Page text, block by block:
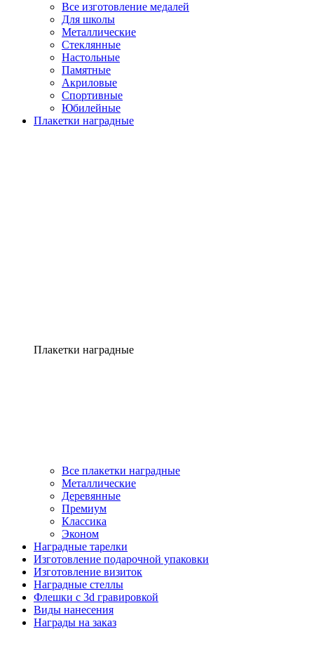
Все изготовление медалей
Для школы
Металлические
Стеклянные
Настольные
Памятные
Акриловые
Спортивные
Юбилейные
Плакетки наградные
Плакетки наградные
Все плакетки наградные
Металлические
Деревянные
Премиум
Классика
Эконом
Наградные тарелки
Изготовление подарочной упаковки
Изготовление визиток
Наградные стеллы
Флешки с 3d гравировкой
Виды нанесения
Награды на заказ